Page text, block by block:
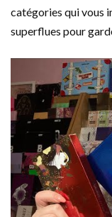
catégories qui vous
superflues pour